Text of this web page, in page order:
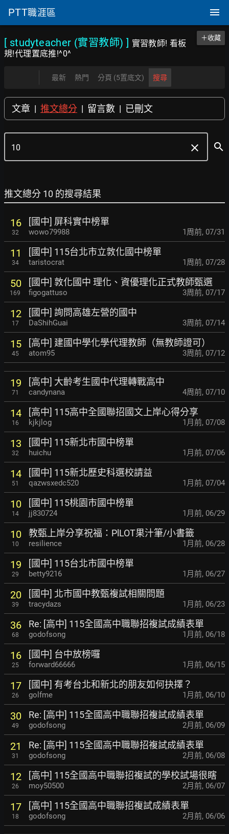
PTT職涯區
[ studyteacher (實習教師) ] 實習教師! 看板
規!代理置底推!^0^
＋收藏
最新 熱門 分頁 (5置底文) 搜尋
文章 | 推文總分 | 留言數 | 已刪文
clear search
推文總分 10 的搜尋結果
16
32
[國中] 屏科實中榜單
wowo79988 1周前, 07/31
11
34
[國中] 115台北市立敦化國中榜單
taristocrat 1周前, 07/28
50
169
[國中] 敦化國中 理化、資優理化正式教師甄選
figogattuso 3周前, 07/17
12
17
[國中] 詢問高雄左營的國中
DaShihGuai 3周前, 07/14
15
45
[高中] 建國中學化學代理教師（無教師證可）
atom95 3周前, 07/12
19
71
[高中] 大齡考生國中代理轉戰高中
candynana 4周前, 07/10
14
16
[高中] 115高中全國聯招國文上岸心得分享
kjkjlog 1月前, 07/08
13
32
[國中] 115新北市國中榜單
huichu 1月前, 07/06
14
51
[國中] 115新北歷史科選校請益
qazwsxedc520 1月前, 07/04
10
14
[國中] 115桃園市國中榜單
jj830724 1月前, 06/29
10
10
教甄上岸分享祝福：PlLOT果汁筆/小書籤
resilience 1月前, 06/28
19
29
[國中] 115台北市國中榜單
betty9216 1月前, 06/27
20
39
[國中] 北市國中教甄複試相關問題
tracydazs 1月前, 06/23
36
68
Re: [高中] 115全國高中職聯招複試成績表單
godofsong 1月前, 06/18
16
25
[國中] 台中放榜囉
forward66666 1月前, 06/15
17
26
[國中] 有考台北和新北的朋友如何抉擇？
golfme 1月前, 06/10
30
49
Re: [高中] 115全國高中職聯招複試成績表單
godofsong 2月前, 06/09
21
31
Re: [高中] 115全國高中職聯招複試成績表單
godofsong 2月前, 06/08
12
26
[高中] 115全國高中職聯招複試的學校試場很瞎
moy50500 2月前, 06/07
17
18
[高中] 115全國高中職聯招複試成績表單
godofsong 2月前, 06/06